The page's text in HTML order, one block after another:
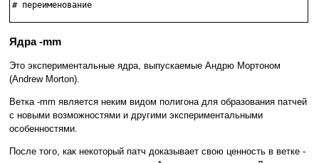
Ядра -mm
Это экспериментальные ядра, выпускаемые Андрю Мортоном
(Andrew Morton).
Ветка -mm является неким видом полигона для образования патчей
с новыми возможностями и другими экспериментальными
особенностями.
После того, как некоторый патч доказывает свою ценность в ветке -